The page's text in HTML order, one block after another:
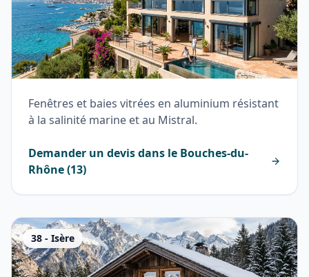
Fenêtres et baies vitrées en aluminium résistant
à la salinité marine et au Mistral.
Demander un devis dans le Bouches-du-
Rhône(13)
38 - Isère